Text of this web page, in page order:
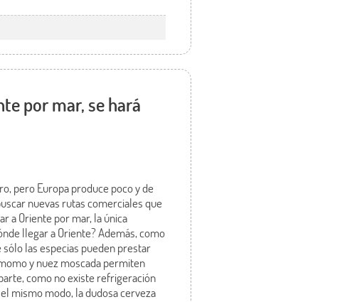
por mar, se hará
pero Europa produce poco y de
nuevas rutas comerciales que
a Oriente por mar, la única
llegar a Oriente? Además, como
las especias pueden prestar
y nuez moscada permiten
como no existe refrigeración
mismo modo, la dudosa cerveza